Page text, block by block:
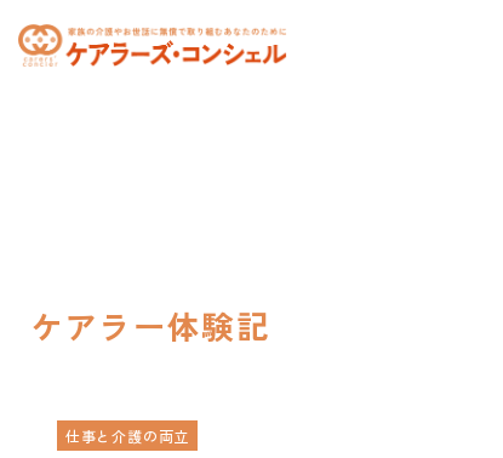
toggle
navigation
ケアラー体験記
仕事と介護の両立